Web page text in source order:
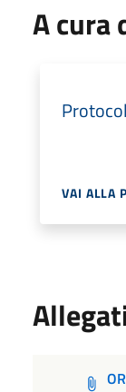
A cura
VAI ALLA